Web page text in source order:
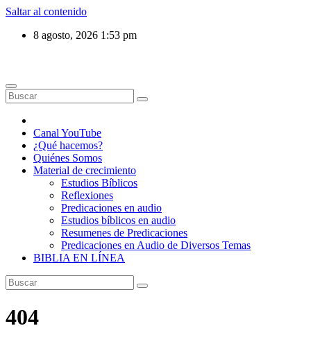
Saltar al contenido
8 agosto, 2026 1:53 pm
Canal YouTube
¿Qué hacemos?
Quiénes Somos
Material de crecimiento
Estudios Bíblicos
Reflexiones
Predicaciones en audio
Estudios bíblicos en audio
Resumenes de Predicaciones
Predicaciones en Audio de Diversos Temas
BIBLIA EN LÍNEA
404